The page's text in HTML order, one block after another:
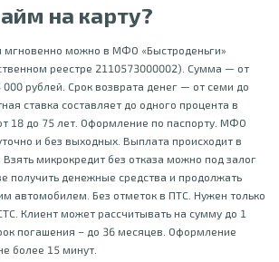
на карту?
мгновенно можно в МФО «Быстроденьги»
реестре 2110573000002). Сумма — от
000 рублей. Срок возврата денег — от семи до
ставка составляет до одного процента в
18 до 75 лет. Оформление по паспорту. МФО
и без выходных. Выплата происходит в
микрокредит без отказа можно под залог
получить денежные средства и продолжать
автомобилем. Без отметок в ПТС. Нужен только
Клиент может рассчитывать на сумму до 1
погашения – до 36 месяцев. Оформление
более 15 минут.